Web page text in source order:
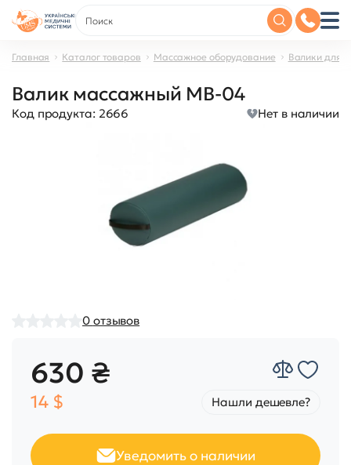
Главная Каталог товаров Массажное оборудование Валики для
Валик массажный MB-04
Код продукта: 2666 Нет в наличии
0 отзывов
630 ₴
14 $ Нашли дешевле?
Уведомить о наличии